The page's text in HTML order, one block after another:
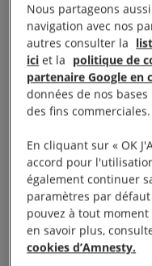
Mesure 1 :
détention
Le pacte prévoit la
d’attentes » dans
Il permet jusqu’à
des personnes
extérieures de l’UE,
déroulent.
Nous partageons
navigation avec nos
autres consulter la
ici et la politique de
partenaire Google en
données de nos
des fins commerciales.
En cliquant sur « OK
accord pour
également continuer
paramètres par
pouvez à tout
en savoir plus,
cookies d’Amnesty.